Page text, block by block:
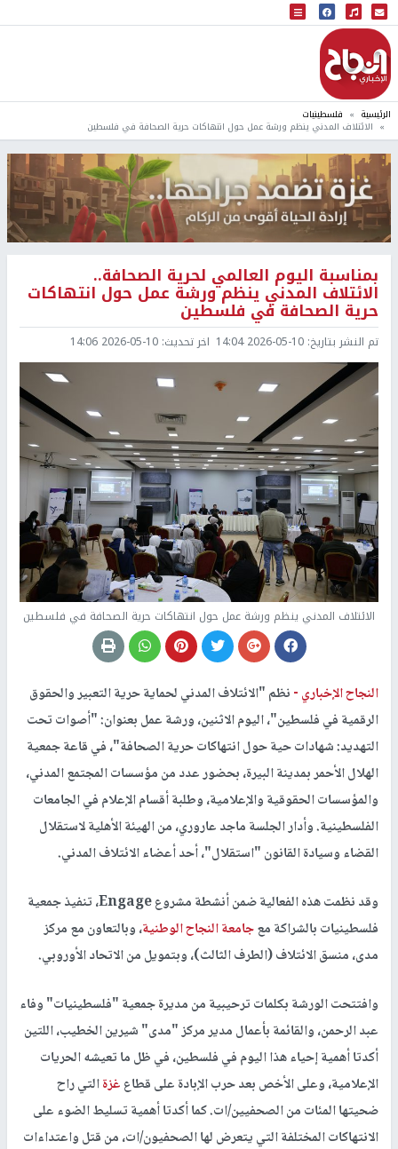
البث المباشر
إذاعة النجاح
الرئيسية فلسطينيات
الائتلاف المدني ينظم ورشة عمل حول انتهاكات حرية الصحافة في فلسطين
بمناسبة اليوم العالمي لحرية الصحافة..
الائتلاف المدني ينظم ورشة عمل حول انتهاكات
حرية الصحافة في فلسطين
تم النشر بتاريخ: 2026-05-10 14:04 اخر تحديث: 2026-05-10 14:06
الائتلاف المدني ينظم ورشة عمل حول انتهاكات حرية الصحافة في فلسطين
النجاح الإخباري -نظم "الائتلاف المدني لحماية حرية التعبير والحقوق
الرقمية في فلسطين"، اليوم الاثنين، ورشة عمل بعنوان: "أصوات تحت
التهديد: شهادات حية حول انتهاكات حرية الصحافة"، في قاعة جمعية
الهلال الأحمر بمدينة البيرة، بحضور عدد من مؤسسات المجتمع المدني،
والمؤسسات الحقوقية والإعلامية، وطلبة أقسام الإعلام في الجامعات
الفلسطينية. وأدار الجلسة ماجد عاروري، من الهيئة الأهلية لاستقلال
القضاء وسيادة القانون "استقلال"، أحد أعضاء الائتلاف المدني.
وقد نظمت هذه الفعالية ضمن أنشطة مشروع Engage، تنفيذ جمعية
فلسطينيات بالشراكة معجامعة النجاح الوطنية، وبالتعاون مع مركز
مدى، منسق الائتلاف (الطرف الثالث)، وبتمويل من الاتحاد الأوروبي.
وافتتحت الورشة بكلمات ترحيبية من مديرة جمعية "فلسطينيات" وفاء
عبد الرحمن، والقائمة بأعمال مدير مركز "مدى" شيرين الخطيب، اللتين
أكدتا أهمية إحياء هذا اليوم في فلسطين، في ظل ما تعيشه الحريات
الإعلامية، وعلى الأخص بعد حرب الإبادة على قطاعغزةالتي راح
ضحيتها المئات من الصحفيين/ات. كما أكدتا أهمية تسليط الضوء على
الانتهاكات المختلفة التي يتعرض لها الصحفيون/ات، من قتل واعتداءات